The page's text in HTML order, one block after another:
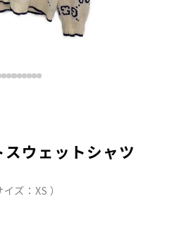
ウェットシャツ
ズ：XS ）